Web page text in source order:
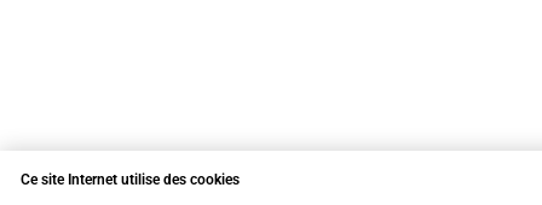
Ce site Internet utilise des cookies